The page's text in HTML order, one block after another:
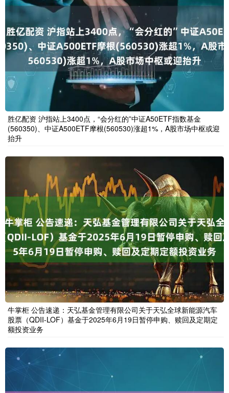
胜亿配资 沪指站上3400点，“会分红的”中证A50ETF指数基金
(560350)、中证A500ETF摩根(560530)涨超1%，A股市场中枢或迎
抬升
牛掌柜 公告速递：天弘基金管理有限公司关于天弘全球新能源汽车
股票（QDII-LOF）基金于2025年6月19日暂停申购、赎回及定期定
额投资业务